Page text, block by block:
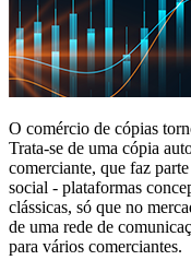
O comércio de cópias
Trata-se de uma cópia
comerciante, que faz
social - plataformas
clássicas, só que no
de uma rede de
para vários comerciantes.